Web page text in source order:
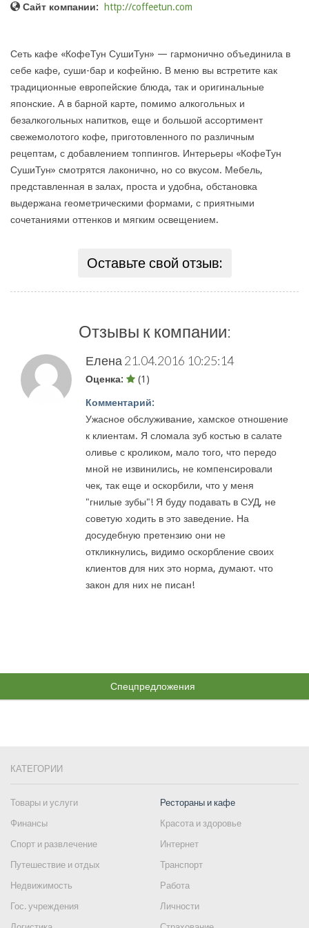
Сайт компании: http://coffeetun.com
Сеть кафе «КофеТун СушиТун» — гармонично объединила в
себе кафе, суши-бар и кофейню. В меню вы встретите как
традиционные европейские блюда, так и оригинальные
японские. А в барной карте, помимо алкогольных и
безалкогольных напитков, еще и большой ассортимент
свежемолотого кофе, приготовленного по различным
рецептам, с добавлением топпингов. Интерьеры «КофеТун
СушиТун» смотрятся лаконично, но со вкусом. Мебель,
представленная в залах, проста и удобна, обстановка
выдержана геометрическими формами, с приятными
сочетаниями оттенков и мягким освещением.
Оставьте свой отзыв:
Отзывы к компании:
Елена 21.04.2016 10:25:14
Оценка: (1)
Комментарий:
Ужасное обслуживание, хамское отношение
к клиентам. Я сломала зуб костью в салате
оливье с кроликом, мало того, что передо
мной не извинились, не компенсировали
чек, так еще и оскорбили, что у меня
"гнилые зубы"! Я буду подавать в СУД, не
советую ходить в это заведение. На
досудебную претензию они не
откликнулись, видимо оскорбление своих
клиентов для них это норма, думают. что
закон для них не писан!
Спецпредложения
КАТЕГОРИИ
Товары и услуги
Рестораны и кафе
Финансы
Красота и здоровье
Спорт и развлечение
Интернет
Путешествие и отдых
Транспорт
Недвижимость
Работа
Гос. учреждения
Личности